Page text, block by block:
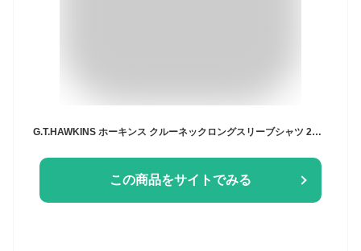
G.T.HAWKINS ホーキンス クルーネックロングスリーブシャツ 2枚組 綿100% グンゼ GUNZE | メンズ 男性 紳士 クルーネック インナー 長袖 長袖インナー 長袖シャツ シャツ 丸首 メンズシャツ メンズインナー 丸首インナー 肌着 メンズインナーシャツ インナーウェア tシャツ
この商品をサイトでみる